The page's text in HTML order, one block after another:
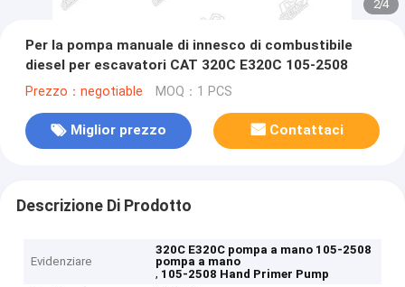
2/4
Per la pompa manuale di innesco di combustibile
diesel per escavatori CAT 320C E320C 105-2508
Prezzo：negotiable MOQ：1 PCS
Miglior prezzo Contattaci
Descrizione Di Prodotto
Evidenziare
320C E320C pompa a mano 105-2508
pompa a mano
, 105-2508 Hand Primer Pump